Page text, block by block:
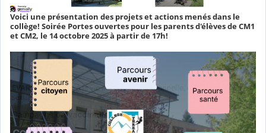
Voici une présentation des projets et actions menés dans le
collège! Soirée Portes ouvertes pour les parents d'élèves de CM1
et CM2, le 14 octobre 2025 à partir de 17h!